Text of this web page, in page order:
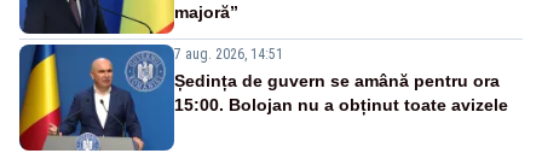
majoră”
7 aug. 2026, 14:51
Ședința de guvern se amână pentru ora
15:00. Bolojan nu a obținut toate avizele